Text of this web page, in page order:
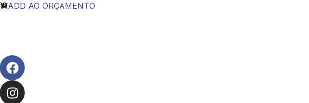
ADD AO ORÇAMENTO